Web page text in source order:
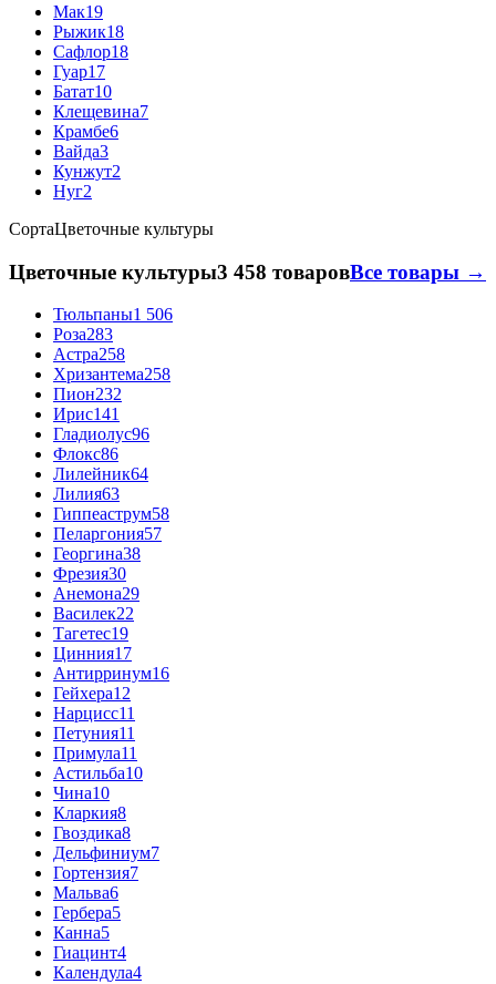
Мак19
Рыжик18
Сафлор18
Гуар17
Батат10
Клещевина7
Крамбе6
Вайда3
Кунжут2
Нуг2
СортаЦветочные культуры
Цветочные культуры3 458 товаровВсе товары →
Тюльпаны1 506
Роза283
Астра258
Хризантема258
Пион232
Ирис141
Гладиолус96
Флокс86
Лилейник64
Лилия63
Гиппеаструм58
Пеларгония57
Георгина38
Фрезия30
Анемона29
Василек22
Тагетес19
Цинния17
Антирринум16
Гейхера12
Нарцисс11
Петуния11
Примула11
Астильба10
Чина10
Кларкия8
Гвоздика8
Дельфиниум7
Гортензия7
Мальва6
Гербера5
Канна5
Гиацинт4
Календула4